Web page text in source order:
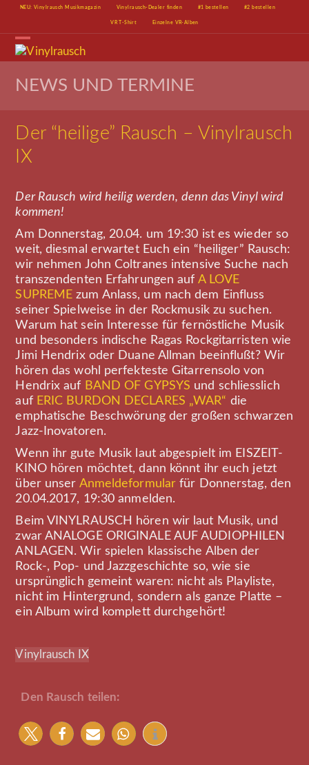
Skip
content
NEU: Vinylrausch Musikmagazin Vinylrausch-Dealer finden #1 bestellen #2 bestellen
VR T-Shirt Einzelne VR-Alben
Open
mobile
menu
Close
mobile
menu
NEWS UND TERMINE
Der “heilige” Rausch – Vinylrausch
IX
Der Rausch wird heilig werden, denn das Vinyl wird
kommen!
Am Donnerstag, 20.04. um 19:30 ist es wieder so
weit, diesmal erwartet Euch ein “heiliger” Rausch:
wir nehmen John Coltranes intensive Suche nach
transzendenten Erfahrungen auf A LOVE
SUPREME zum Anlass, um nach dem Einfluss
seiner Spielweise in der Rockmusik zu suchen.
Warum hat sein Interesse für fernöstliche Musik
und besonders indische Ragas Rockgitarristen wie
Jimi Hendrix oder Duane Allman beeinflußt? Wir
hören das wohl perfekteste Gitarrensolo von
Hendrix auf BAND OF GYPSYS und schliesslich
auf ERIC BURDON DECLARES „WAR“ die
emphatische Beschwörung der großen schwarzen
Jazz-Inovatoren.
Wenn ihr gute Musik laut abgespielt im EISZEIT-
KINO hören möchtet, dann könnt ihr euch jetzt
über unser Anmeldeformular für Donnerstag, den
20.04.2017, 19:30 anmelden.
Beim VINYLRAUSCH hören wir laut Musik, und
zwar ANALOGE ORIGINALE AUF AUDIOPHILEN
ANLAGEN. Wir spielen klassische Alben der
Rock-, Pop- und Jazzgeschichte so, wie sie
ursprünglich gemeint waren: nicht als Playliste,
nicht im Hintergrund, sondern als ganze Platte –
ein Album wird komplett durchgehört!
Vinylrausch IX
Den Rausch teilen: